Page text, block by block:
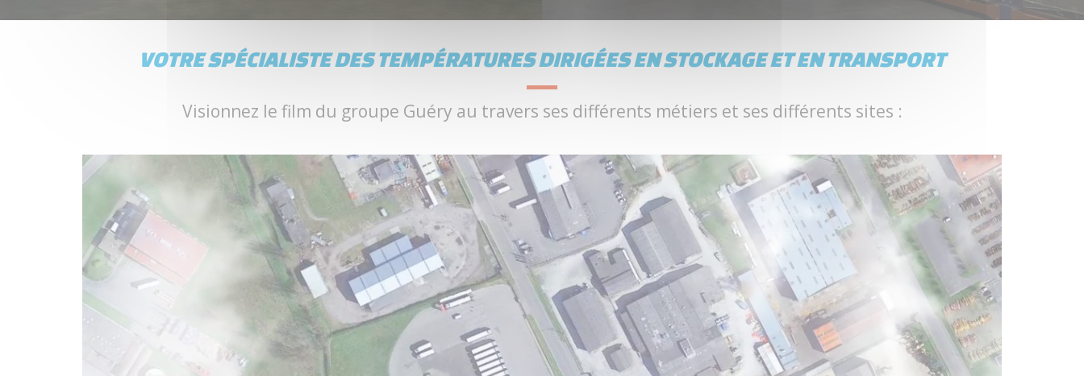
VOTRE SPÉCIALISTE DES TEMPÉRATURES DIRIGÉES EN STOCKAGE ET EN TRANSPORT
Visionnez le film du groupe Guéry au travers ses différents métiers et ses différents sites :